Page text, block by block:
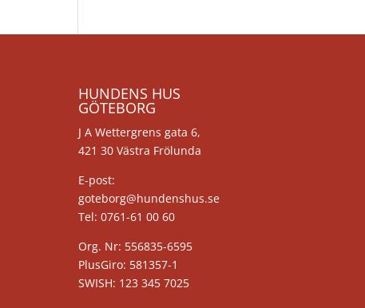
HUNDENS HUS
GÖTEBORG
J A Wettergrens gata 6,
421 30 Västra Frölunda
E-post:
goteborg@hundenshus.se
Tel: 0761-61 00 60
Org. Nr: 556835-6595
PlusGiro: 581357-1
SWISH: 123 345 7025